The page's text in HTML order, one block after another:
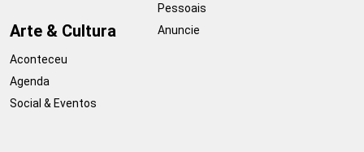
Arte & Cultura
Aconteceu
Agenda
Social & Eventos
Pessoais
Anuncie